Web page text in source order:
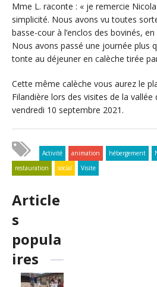
Mme L. raconte : « je remercie
simplicité. Nous avons vu toutes
basse-cour à l’enclos des bovinés,
Nous avons passé une journée plus
tonte au déjeuner en calèche tirée
Cette même calèche vous aurez le
Filandière lors des visites de la vallée
vendredi 10 septembre 2021.
Activité animation hébergement
restauration
social Visite
Article
s
popula
ires